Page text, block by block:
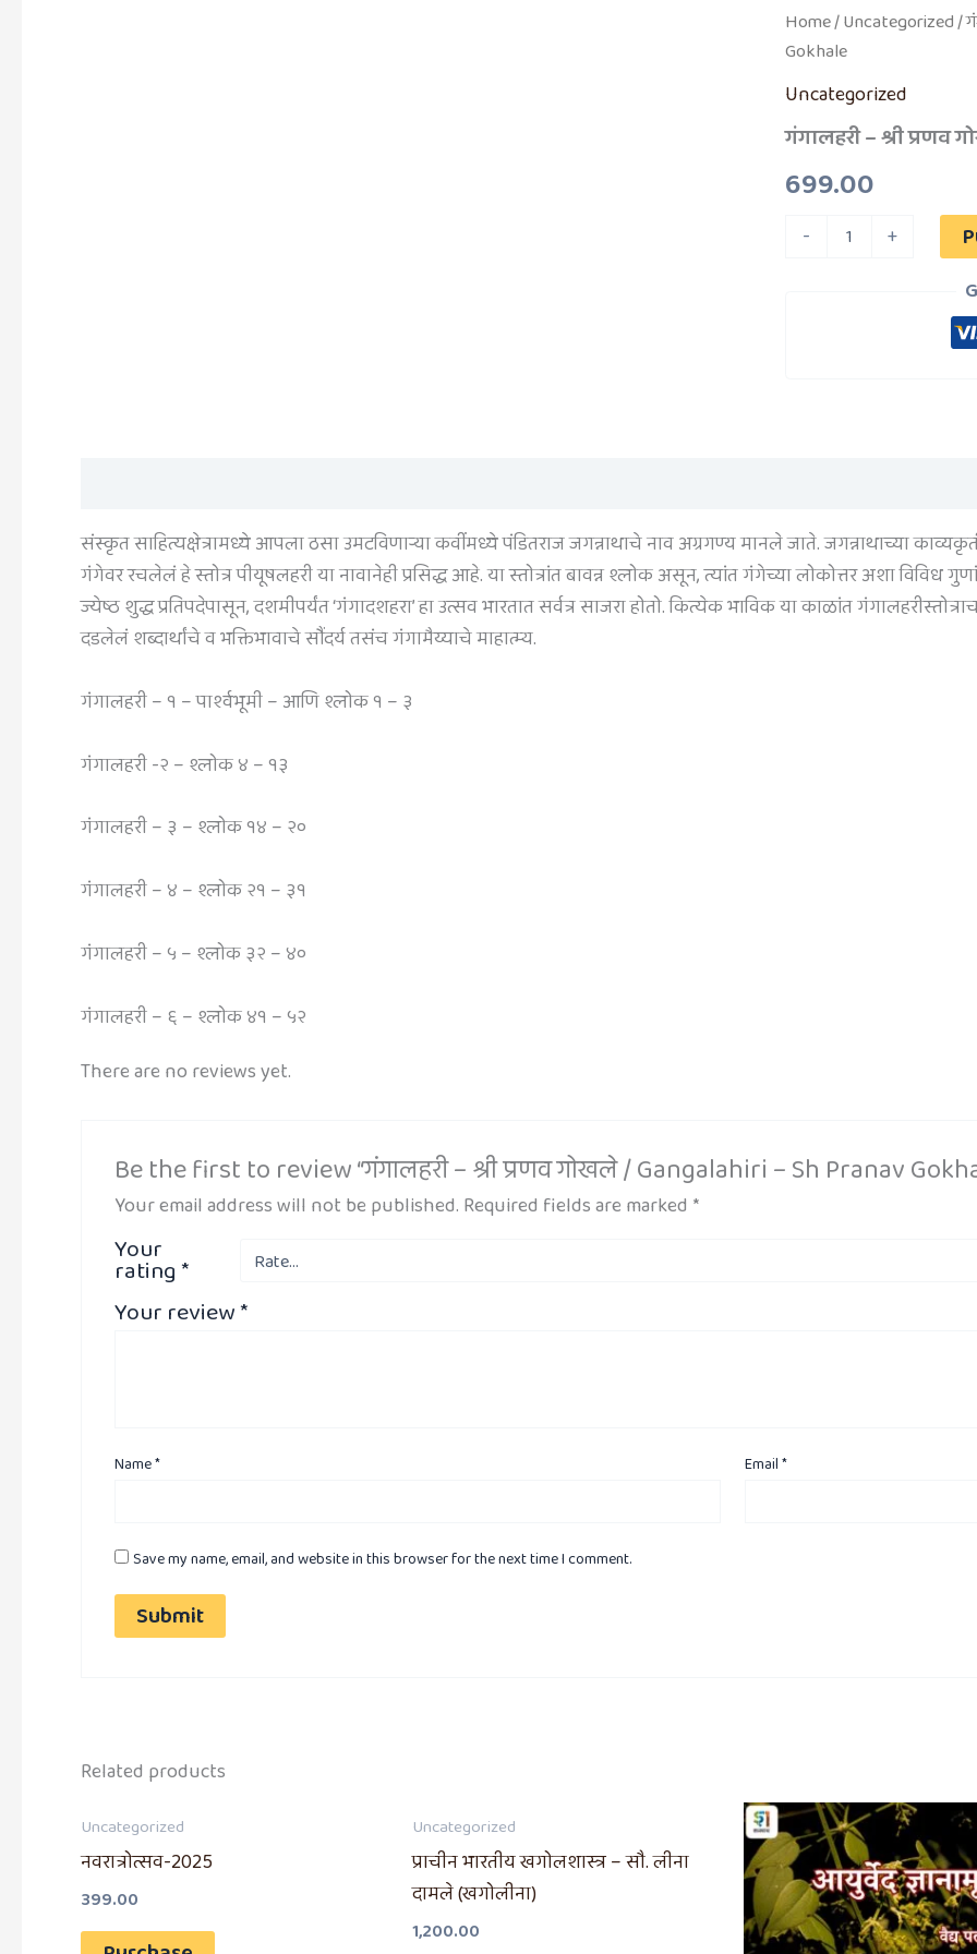
Home/Uncategorized/
Gokhale
Uncategorized
गंगालहरी – श्री
699.00
-
गंगालहरी
श्री
प्रणव
गोखले
/
Gangalahiri
Sh
Gokhale
+
संस्कृत साहित्यक्षेत्रामध्ये आपला ठसा उमटविणार्‍या कवींमध्ये पंडितराज जगन्नाथाचे नाव अग्रगण्य मानले जाते. जगन्नाथाच्या
गंगेवर रचलेलं हे स्तोत्र पीयूषलहरी या नावानेही प्रसिद्ध आहे. या स्तोत्रांत बावन्न श्लोक असून, त्यांत गंगेच्या लोकोत्तर अशा विविध
ज्येष्ठ शुद्ध प्रतिपदेपासून, दशमीपर्यंत ‘गंगादशहरा’ हा उत्सव भारतात सर्वत्र साजरा होतो. कित्येक भाविक या काळांत
दडलेलं शब्दार्थांचे व भक्तिभावाचे सौंदर्य तसंच गंगामैय्याचे माहात्म्य.
गंगालहरी – १ – पार्श्वभूमी – आणि श्लोक १ – ३
गंगालहरी -२ – श्लोक ४ – १३
गंगालहरी – ३ – श्लोक १४ – २०
गंगालहरी – ४ – श्लोक २१ – ३१
गंगालहरी – ५ – श्लोक ३२ – ४०
गंगालहरी – ६ – श्लोक ४१ – ५२
There are no reviews yet.
Be the first to review “गंगालहरी – श्री प्रणव गोखले / Gangalahiri – Sh Pranav
Your email address will not be published. Required fields are marked *
Your
rating*
Your review*
Name* Email*
Save my name, email, and website in this browser for the next time I comment.
Related products
Uncategorized
नवरात्रोत्सव-2025
399.00
Uncategorized
प्राचीन भारतीय खगोलशास्त्र – सौ. लीना
दामले (खगोलीना)
1,200.00